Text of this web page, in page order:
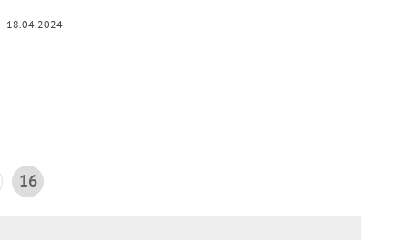
18.04.2024
16